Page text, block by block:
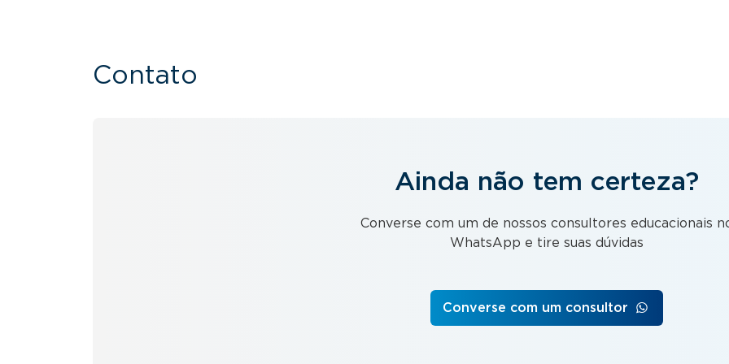
Contato
Ainda não tem certeza?
Converse com um de nossos consultores educacionais
WhatsApp e tire suas dúvidas
Converse com um consultor